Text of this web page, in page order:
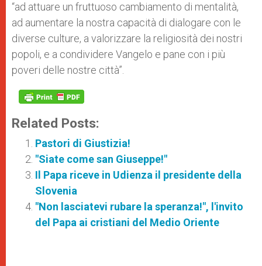
“ad attuare un fruttuoso cambiamento di mentalità,
ad aumentare la nostra capacità di dialogare con le
diverse culture, a valorizzare la religiosità dei nostri
popoli, e a condividere Vangelo e pane con i più
poveri delle nostre città”.
Related Posts:
Pastori di Giustizia!
"Siate come san Giuseppe!"
Il Papa riceve in Udienza il presidente della
Slovenia
"Non lasciatevi rubare la speranza!", l'invito
del Papa ai cristiani del Medio Oriente